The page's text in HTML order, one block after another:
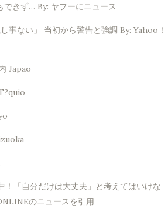
できず… By: ヤフーにニュース
事ない」 当初から警告と強調 By: Yahoo！
Japão
！「自分だけは大丈夫」と考えてはいけな
のニュースを引用